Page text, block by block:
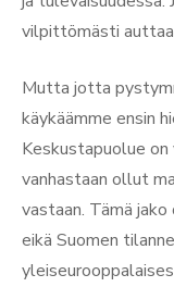
vilpittömästi
Mutta jotta
käykäämme ensin
Keskustapuolue on
vanhastaan ollut
vastaan. Tämä
eikä Suomen